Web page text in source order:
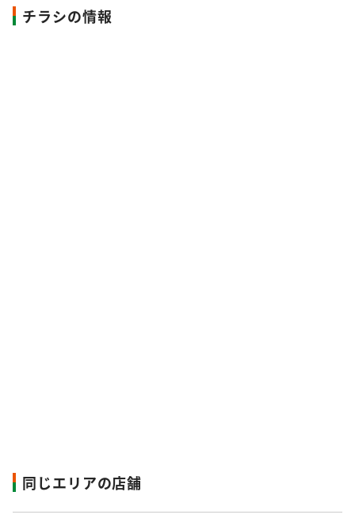
チラシの情報
同じエリアの店舗